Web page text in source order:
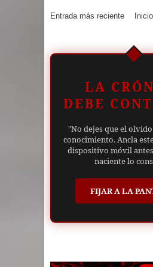
Entrada más reciente Inicio
LA
DEBE
"No dejes que el
conocimiento. Ancla
dispositivo móvil
naciente lo
FIJAR A LA